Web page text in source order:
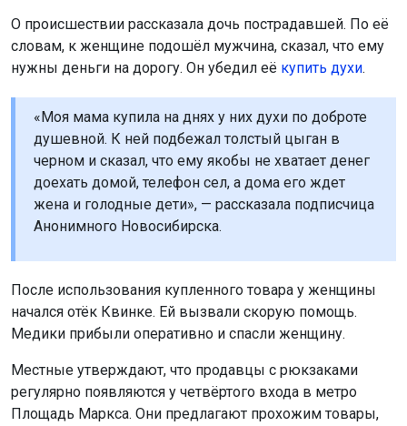
О происшествии рассказала дочь пострадавшей. По её
словам, к женщине подошёл мужчина, сказал, что ему
нужны деньги на дорогу. Он убедил её купить духи.
«Моя мама купила на днях у них духи по доброте
душевной. К ней подбежал толстый цыган в
черном и сказал, что ему якобы не хватает денег
доехать домой, телефон сел, а дома его ждет
жена и голодные дети», — рассказала подписчица
Анонимного Новосибирска.
После использования купленного товара у женщины
начался отёк Квинке. Ей вызвали скорую помощь.
Медики прибыли оперативно и спасли женщину.
Местные утверждают, что продавцы с рюкзаками
регулярно появляются у четвёртого входа в метро
Площадь Маркса. Они предлагают прохожим товары,